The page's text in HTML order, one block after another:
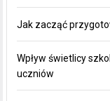
Jak zacząć
Wpływ świetlicy
uczniów